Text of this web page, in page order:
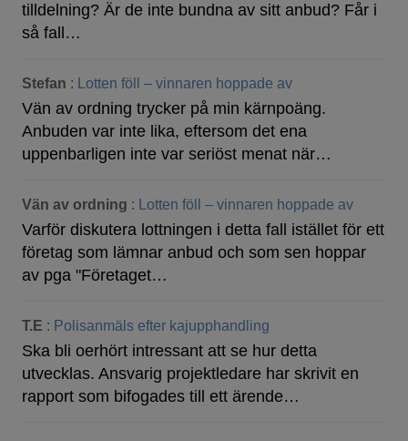
tilldelning? Är de inte bundna av sitt anbud? Får i
så fall…
Stefan : Lotten föll – vinnaren hoppade av
Vän av ordning trycker på min kärnpoäng.
Anbuden var inte lika, eftersom det ena
uppenbarligen inte var seriöst menat när…
Vän av ordning : Lotten föll – vinnaren hoppade av
Varför diskutera lottningen i detta fall istället för ett
företag som lämnar anbud och som sen hoppar
av pga "Företaget…
T.E : Polisanmäls efter kajupphandling
Ska bli oerhört intressant att se hur detta
utvecklas. Ansvarig projektledare har skrivit en
rapport som bifogades till ett ärende…